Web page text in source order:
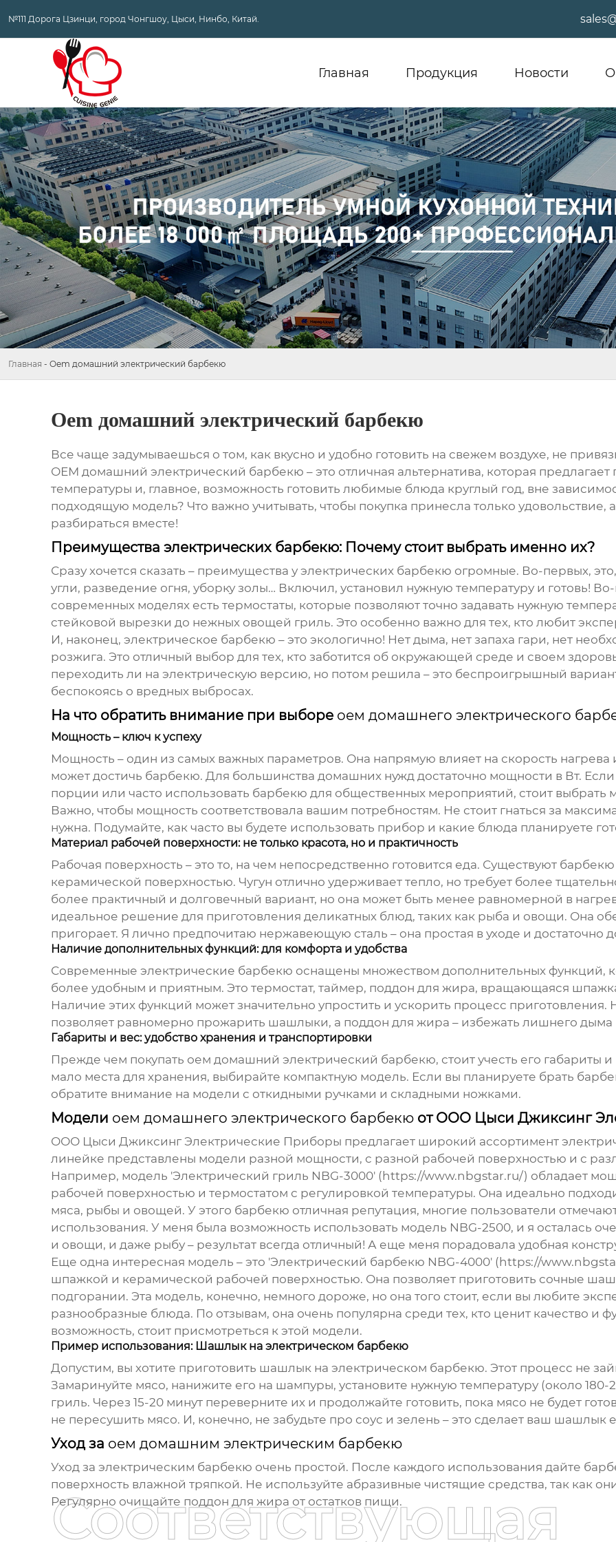
№111 Дорога Цзинци, город Чонгшоу, Цыси, Нинбо, Китай.
Главная Продукция Новости
Главная - Oem домашний электрический барбекю
Oem домашний электрический барбекю
Все чаще задумываешься о том, как вкусно и удобно готовить на свежем воздухе, не
ОЕМ домашний электрический барбекю – это отличная альтернатива, которая
температуры и, главное, возможность готовить любимые блюда круглый год, вне
подходящую модель? Что важно учитывать, чтобы покупка принесла только удовольствие,
разбираться вместе!
Преимущества электрических барбекю: Почему стоит выбрать именно их?
Сразу хочется сказать – преимущества у электрических барбекю огромные. Во-первых,
угли, разведение огня, уборку золы… Включил, установил нужную температуру и готовь!
современных моделях есть термостаты, которые позволяют точно задавать нужную
стейковой вырезки до нежных овощей гриль. Это особенно важно для тех, кто любит
И, наконец, электрическое барбекю – это экологично! Нет дыма, нет запаха гари, нет
розжига. Это отличный выбор для тех, кто заботится об окружающей среде и своем
переходить ли на электрическую версию, но потом решила – это беспроигрышный
беспокоясь о вредных выбросах.
На что обратить внимание при выборе оем домашнего электрического
Мощность – ключ к успеху
Мощность – один из самых важных параметров. Она напрямую влияет на скорость
может достичь барбекю. Для большинства домашних нужд достаточно мощности в Вт.
порции или часто использовать барбекю для общественных мероприятий, стоит
Важно, чтобы мощность соответствовала вашим потребностям. Не стоит гнаться за
нужна. Подумайте, как часто вы будете использовать прибор и какие блюда планируете
Материал рабочей поверхности: не только красота, но и практичность
Рабочая поверхность – это то, на чем непосредственно готовится еда. Существуют
керамической поверхностью. Чугун отлично удерживает тепло, но требует более
более практичный и долговечный вариант, но она может быть менее равномерной в
идеальное решение для приготовления деликатных блюд, таких как рыба и овощи. Она
пригорает. Я лично предпочитаю нержавеющую сталь – она простая в уходе и достаточно
Наличие дополнительных функций: для комфорта и удобства
Современные электрические барбекю оснащены множеством дополнительных функций,
более удобным и приятным. Это термостат, таймер, поддон для жира, вращающаяся
Наличие этих функций может значительно упростить и ускорить процесс
позволяет равномерно прожарить шашлыки, а поддон для жира – избежать лишнего дыма
Габариты и вес: удобство хранения и транспортировки
Прежде чем покупать оем домашний электрический барбекю, стоит учесть его габариты
мало места для хранения, выбирайте компактную модель. Если вы планируете брать
обратите внимание на модели с откидными ручками и складными ножками.
Модели оем домашнего электрического барбекюот ООО Цыси Джиксинг
ООО Цыси Джиксинг Электрические Приборы предлагает широкий ассортимент
линейке представлены модели разной мощности, с разной рабочей поверхностью и с
Например, модель 'Электрический гриль NBG-3000' (https://www.nbgstar.ru/) обладает
рабочей поверхностью и термостатом с регулировкой температуры. Она идеально
мяса, рыбы и овощей. У этого барбекю отличная репутация, многие пользователи
использования. У меня была возможность использовать модель NBG-2500, и я осталась
и овощи, и даже рыбу – результат всегда отличный! А еще меня порадовала удобная
Еще одна интересная модель – это 'Электрический барбекю NBG-4000' (https://
шпажкой и керамической рабочей поверхностью. Она позволяет приготовить сочные
подгорании. Эта модель, конечно, немного дороже, но она того стоит, если вы любите
разнообразные блюда. По отзывам, она очень популярна среди тех, кто ценит качество и
возможность, стоит присмотреться к этой модели.
Пример использования: Шашлык на электрическом барбекю
Допустим, вы хотите приготовить шашлык на электрическом барбекю. Этот процесс не
Замаринуйте мясо, нанижите его на шампуры, установите нужную температуру (около 180-
гриль. Через 15-20 минут переверните их и продолжайте готовить, пока мясо не будет
не пересушить мясо. И, конечно, не забудьте про соус и зелень – это сделает ваш шашлык
Уход за оем домашним электрическим барбекю
Уход за электрическим барбекю очень простой. После каждого использования дайте
поверхность влажной тряпкой. Не используйте абразивные чистящие средства, так как
Регулярно очищайте поддон для жира от остатков пищи.
Соответствующая